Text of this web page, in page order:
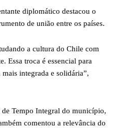
diplomático destacou o
de união entre os países.
a cultura do Chile com
Essa troca é essencial para
integrada e solidária”,
de Tempo Integral do município,
comentou a relevância do